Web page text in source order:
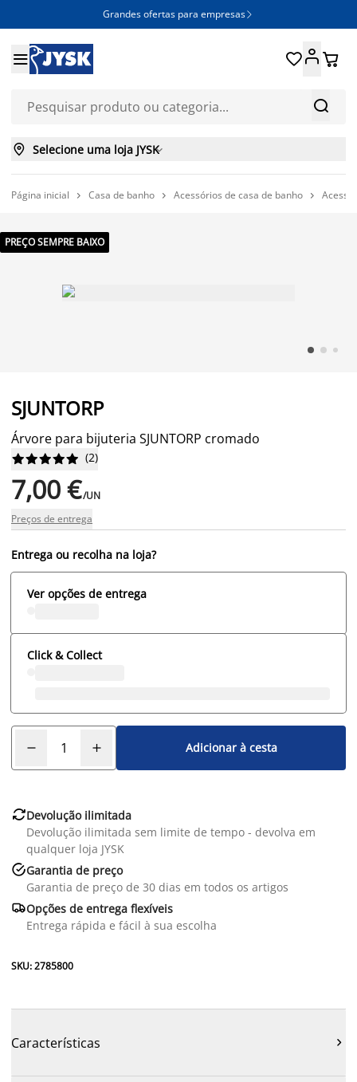
Grandes ofertas para empresas 


 
 Selecione uma loja JYSK
Página inicial  Casa de banho  Acessórios de casa de banho 
PREÇO SEMPRE BAIXO
SJUNTORP
Árvore para bijuteria SJUNTORP cromado





 (2)
7,00 €/UN
Preços de entrega
Entrega ou recolha na loja?
Ver opções de entrega
Click & Collect
Adicionar à cesta
Devolução ilimitada
Devolução ilimitada sem limite de tempo - devolva em
qualquer loja JYSK
Garantia de preço
Garantia de preço de 30 dias em todos os artigos
Opções de entrega flexíveis
Entrega rápida e fácil à sua escolha
SKU: 2785800
Características 